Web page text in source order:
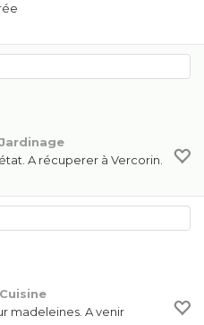
Jardinage
A récuperer à Vercorin.
Cuisine
madeleines. A venir